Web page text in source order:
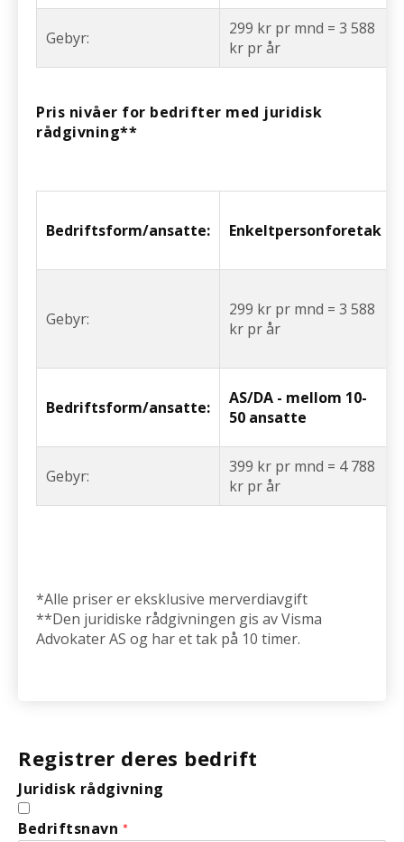
Gebyr:
299 kr pr mnd = 3 588
kr pr år
Pris nivåer for bedrifter med juridisk
rådgivning**
Bedriftsform/ansatte: Enkeltpersonforetak
Gebyr:
299 kr pr mnd = 3 588
kr pr år
Bedriftsform/ansatte:
AS/DA - mellom 10-
50 ansatte
Gebyr:
399 kr pr mnd = 4 788
kr pr år
*Alle priser er eksklusive merverdiavgift
**Den juridiske rådgivningen gis av Visma
Advokater AS og har et tak på 10 timer.
Registrer deres bedrift
Juridisk rådgivning
Bedriftsnavn *